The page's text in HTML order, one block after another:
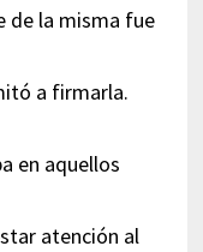
de la misma fue
a firmarla.
en aquellos
atención al